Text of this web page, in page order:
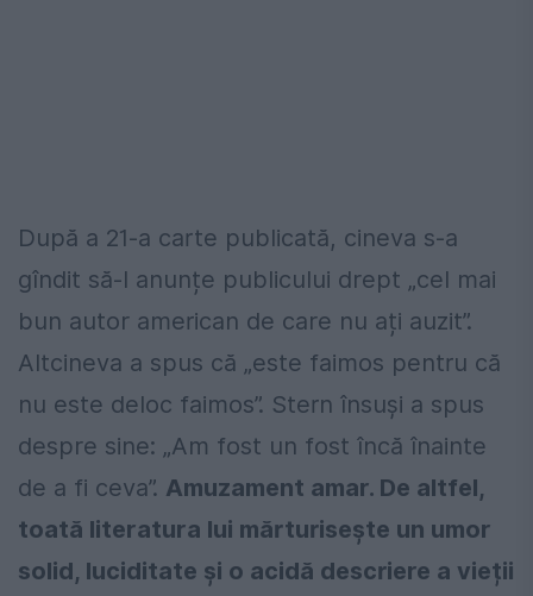
După a 21-a carte publicată, cineva s-a
gîndit să-l anunțe publicului drept „cel mai
bun autor american de care nu ați auzit”.
Altcineva a spus că „este faimos pentru că
nu este deloc faimos”. Stern însuși a spus
despre sine: „Am fost un fost încă înainte
de a fi ceva”. Amuzament amar. De altfel,
toată literatura lui mărturisește un umor
solid, luciditate și o acidă descriere a vieții